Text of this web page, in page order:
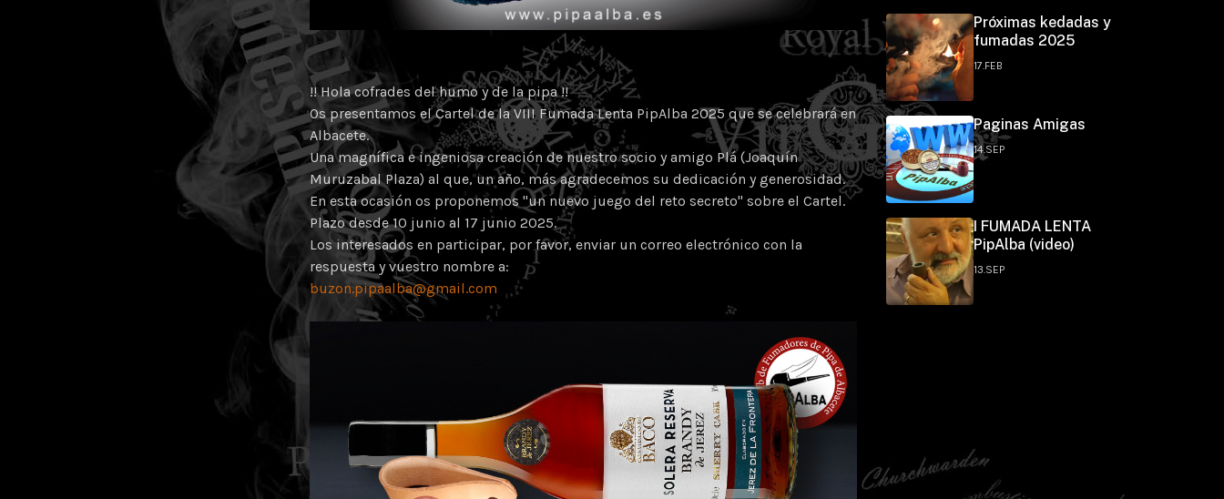
!! Hola cofrades del humo y de la pipa !!
Os presentamos el Cartel de la VIII Fumada Lenta PipAlba 2025 que se celebrará en
Albacete.
Una magnífica e ingeniosa creación de nuestro socio y amigo Plá (Joaquín
Muruzabal Plaza) al que, un año, más agradecemos su dedicación y generosidad.
En esta ocasión os proponemos "un nuevo juego del reto secreto" sobre el Cartel.
Plazo desde 10 junio al 17 junio 2025.
Los interesados en participar, por favor, enviar un correo electrónico con la
respuesta y vuestro nombre a:
buzon.pipaalba@gmail.com
Próximas kedadas y
fumadas 2025
17.FEB
Paginas Amigas
14.SEP
I FUMADA LENTA
PipAlba (video)
13.SEP